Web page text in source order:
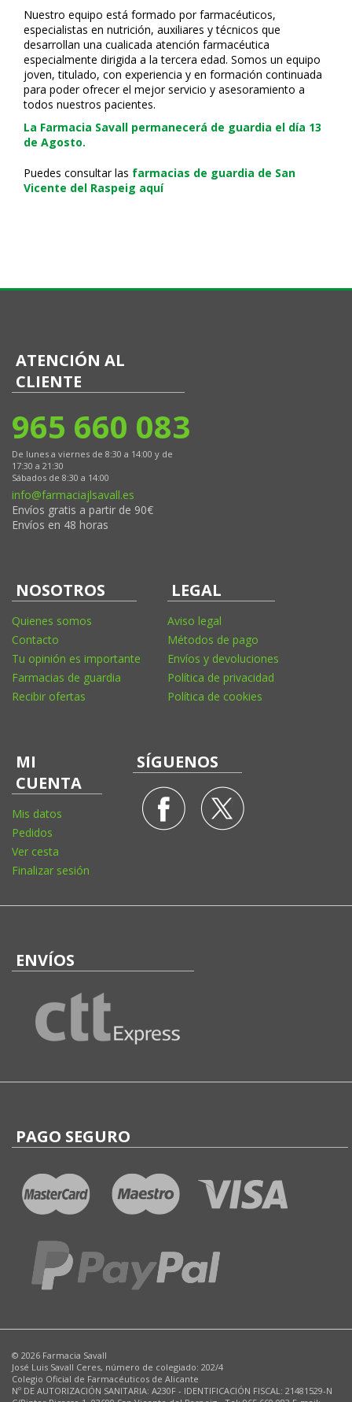
Nuestro equipo está formado por farmacéuticos,
especialistas en nutrición, auxiliares y técnicos que
desarrollan una cualificada atención farmacéutica
especialmente dirigida a la tercera edad. Somos un equipo
joven, titulado, con experiencia y en formación continuada
para poder ofrecer el mejor servicio y asesoramiento a
todos nuestros pacientes.
La Farmacia Savall permanecerá de guardia el día 13
de Agosto.
Puedes consultar las farmacias de guardia de San
Vicente del Raspeig aquí
ATENCIÓN AL
CLIENTE
965 660 083
De lunes a viernes de 8:30 a 14:00 y de
17:30 a 21:30
Sábados de 8:30 a 14:00
info@farmaciajlsavall.es
Envíos gratis a partir de 90€
Envíos en 48 horas
NOSOTROS
Quienes somos
Contacto
Tu opinión es importante
Farmacias de guardia
Recibir ofertas
LEGAL
Aviso legal
Métodos de pago
Envíos y devoluciones
Política de privacidad
Política de cookies
MI
CUENTA
Mis datos
Pedidos
Ver cesta
Finalizar sesión
SÍGUENOS
ENVÍOS
PAGO SEGURO
© 2026 Farmacia Savall
José Luis Savall Ceres, número de colegiado: 202/4
Colegio Oficial de Farmacéuticos de Alicante
Nº DE AUTORIZACIÓN SANITARIA: A230F - IDENTIFICACIÓN FISCAL: 21481529-N